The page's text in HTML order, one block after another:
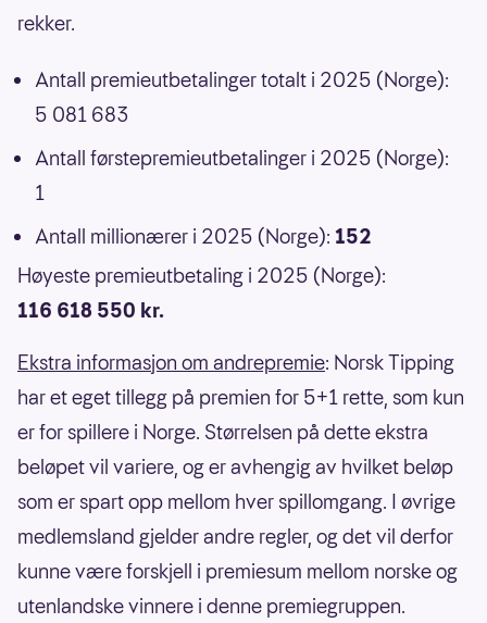
rekker.
Antall premieutbetalinger totalt i 2025 (Norge):
5 081 683
Antall førstepremieutbetalinger i 2025 (Norge):
1
Antall millionærer i 2025 (Norge): 152
Høyeste premieutbetaling i 2025 (Norge):
116 618 550 kr.
Ekstra informasjon om andrepremie: Norsk Tipping
har et eget tillegg på premien for 5+1 rette, som kun
er for spillere i Norge. Størrelsen på dette ekstra
beløpet vil variere, og er avhengig av hvilket beløp
som er spart opp mellom hver spillomgang. I øvrige
medlemsland gjelder andre regler, og det vil derfor
kunne være forskjell i premiesum mellom norske og
utenlandske vinnere i denne premiegruppen.